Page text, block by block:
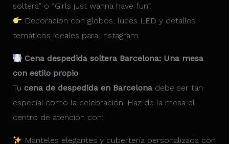
soltera” o “Girls just wanna have fun”.
Decoración con globos, luces LED y detalles
temáticos ideales para Instagram.
Cena despedida soltera Barcelona: Una mesa
con estilo propio
Tu cena de despedida en Barcelonadebe ser tan
especial como la celebración. Haz de la mesa el
centro de atención con:
Manteles elegantes y cubertería personalizada con